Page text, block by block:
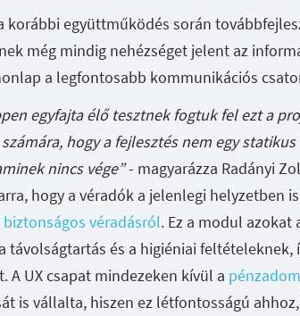
a korábbi együttműködés során
még mindig nehézséget jelent az
a legfontosabb kommunikációs
egyfajta élő tesztnek fogtuk fel ezt a
hogy a fejlesztés nem egy
nincs vége”- magyarázza Radányi
hogy a véradók a jelenlegi helyzetben
biztonságos véradásról. Ez a modul azokat
távolságtartás és a higiéniai feltételeknek,
A UX csapat mindezeken kívül a
is vállalta, hiszen ez létfontosságú